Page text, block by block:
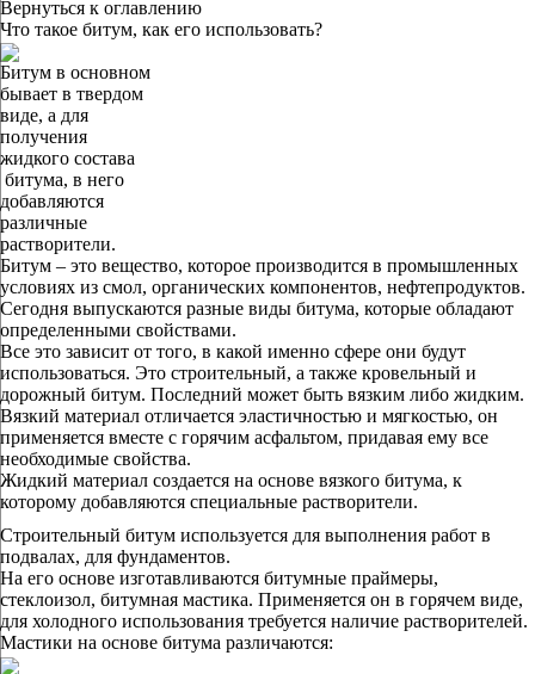
Вернуться к оглавлению
Что такое битум, как его использовать?
Битум в основном
бывает в твердом
виде, а для
получения
жидкого состава
битума, в него
добавляются
различные
растворители.
Битум – это вещество, которое производится в промышленных
условиях из смол, органических компонентов, нефтепродуктов.
Сегодня выпускаются разные виды битума, которые обладают
определенными свойствами.
Все это зависит от того, в какой именно сфере они будут
использоваться. Это строительный, а также кровельный и
дорожный битум. Последний может быть вязким либо жидким.
Вязкий материал отличается эластичностью и мягкостью, он
применяется вместе с горячим асфальтом, придавая ему все
необходимые свойства.
Жидкий материал создается на основе вязкого битума, к
которому добавляются специальные растворители.
Строительный битум используется для выполнения работ в
подвалах, для фундаментов.
На его основе изготавливаются битумные праймеры,
стеклоизол, битумная мастика. Применяется он в горячем виде,
для холодного использования требуется наличие растворителей.
Мастики на основе битума различаются: